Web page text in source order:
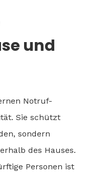
und
Notruf-
Sie schützt
sondern
des Hauses.
Personen ist